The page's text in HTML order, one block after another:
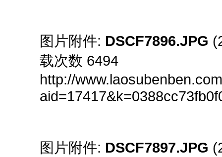
图片附件: DSCF7896.JPG
载次数 6494
http://
图片附件: DSCF7897.JPG